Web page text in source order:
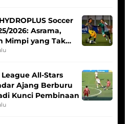
Soccer
2026: Asrama,
Mimpi yang Tak
League All-Stars
Ajang Berburu
Kunci Pembinaan